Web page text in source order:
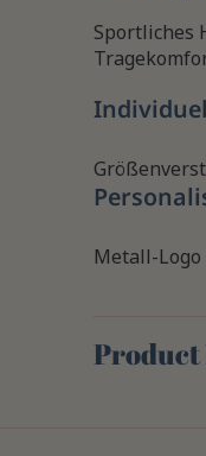
Sportliches
Metall-Logo